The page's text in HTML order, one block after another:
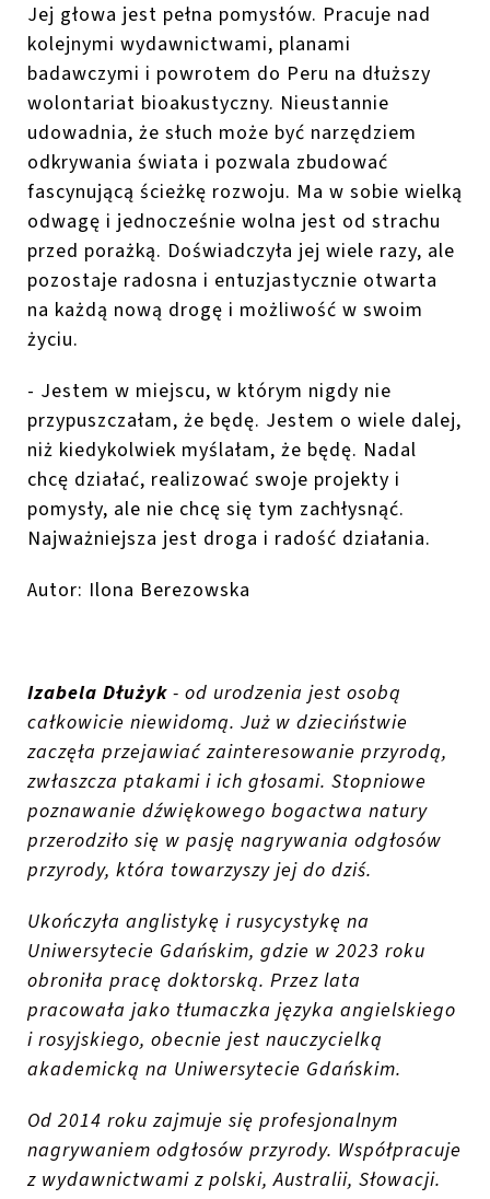
Jej głowa jest pełna pomysłów. Pracuje nad
kolejnymi wydawnictwami, planami
badawczymi i powrotem do Peru na dłuższy
wolontariat bioakustyczny. Nieustannie
udowadnia, że słuch może być narzędziem
odkrywania świata i pozwala zbudować
fascynującą ścieżkę rozwoju. Ma w sobie wielką
odwagę i jednocześnie wolna jest od strachu
przed porażką. Doświadczyła jej wiele razy, ale
pozostaje radosna i entuzjastycznie otwarta
na każdą nową drogę i możliwość w swoim
życiu.
- Jestem w miejscu, w którym nigdy nie
przypuszczałam, że będę. Jestem o wiele dalej,
niż kiedykolwiek myślałam, że będę. Nadal
chcę działać, realizować swoje projekty i
pomysły, ale nie chcę się tym zachłysnąć.
Najważniejsza jest droga i radość działania.
Autor: Ilona Berezowska
Izabela Dłużyk - od urodzenia jest osobą
całkowicie niewidomą. Już w dzieciństwie
zaczęła przejawiać zainteresowanie przyrodą,
zwłaszcza ptakami i ich głosami. Stopniowe
poznawanie dźwiękowego bogactwa natury
przerodziło się w pasję nagrywania odgłosów
przyrody, która towarzyszy jej do dziś.
Ukończyła anglistykę i rusycystykę na
Uniwersytecie Gdańskim, gdzie w 2023 roku
obroniła pracę doktorską. Przez lata
pracowała jako tłumaczka języka angielskiego
i rosyjskiego, obecnie jest nauczycielką
akademicką na Uniwersytecie Gdańskim.
Od 2014 roku zajmuje się profesjonalnym
nagrywaniem odgłosów przyrody. Współpracuje
z wydawnictwami z polski, Australii, Słowacji.